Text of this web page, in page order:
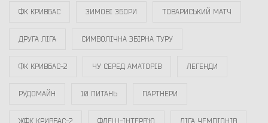
ФК КРИВБАС ЗИМОВІ ЗБОРИ ТОВАРИСЬКИЙ МАТЧ
ДРУГА ЛІГА СИМВОЛІЧНА ЗБІРНА ТУРУ
ФК КРИВБАС-2 ЧУ СЕРЕД АМАТОРІВ ЛЕГЕНДИ
РУДОМАЙН 10 ПИТАНЬ ПАРТНЕРИ